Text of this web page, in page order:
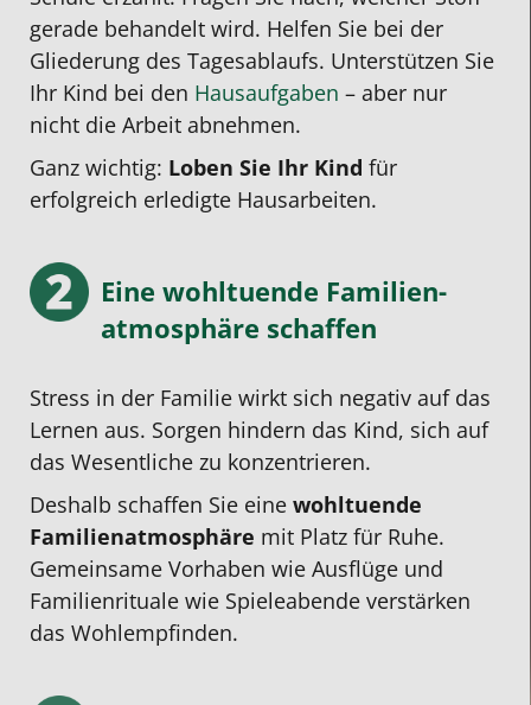
gerade behandelt wird. Helfen Sie bei der
Gliederung des Tagesablaufs. Unterstützen Sie
Ihr Kind bei den Hausaufgaben – aber nur
nicht die Arbeit abnehmen.
Ganz wichtig: Loben Sie Ihr Kind für
erfolgreich erledigte Hausarbeiten.
Eine wohltuende Familien­
atmosphäre schaffen
Stress in der Familie wirkt sich negativ auf das
Lernen aus. Sorgen hindern das Kind, sich auf
das Wesentliche zu konzentrieren.
Deshalb schaffen Sie eine wohltuende
Familien­atmosphäre mit Platz für Ruhe.
Gemeinsame Vorhaben wie Ausflüge und
Familienrituale wie Spieleabende verstärken
das Wohlempfinden.